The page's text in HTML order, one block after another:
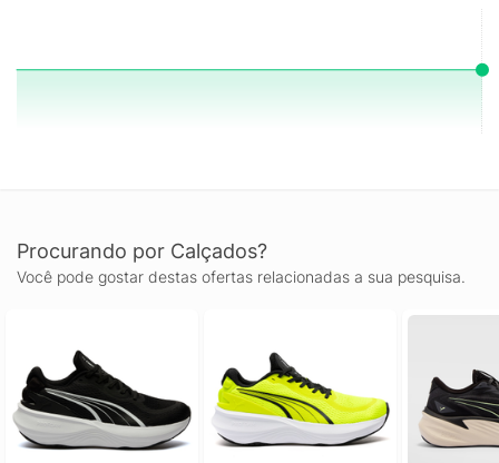
Procurando por Calçados?
Você pode gostar destas ofertas relacionadas a sua pesquisa.